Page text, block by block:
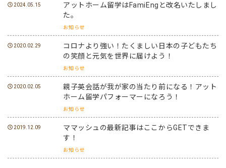
2024.05.15
アットホーム留学はFamiEngと改名いたしまし
た。
お知らせ
2020.02.29
コロナより強い！たくましい日本の子どもたち
の笑顔と元気を世界に届けよう！
お知らせ
2020.02.05
親子英会話が我が家の当たり前になる！アット
ホーム留学パフォーマーになろう！
お知らせ
2019.12.09
ママッシュの最新記事はここからGETできま
す！
お知らせ